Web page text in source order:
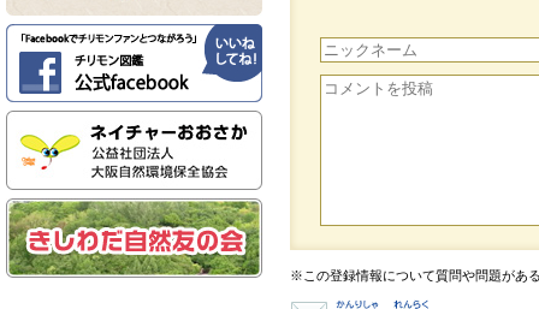
※この登録情報について質問や問題があ